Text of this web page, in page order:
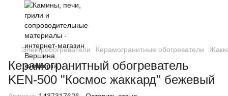
Электробогреватели Керамогранитные обогреватели
Керамогранитный обогреватель
KEN-500 "Космос жаккард" бежевый